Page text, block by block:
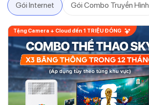
Gói Internet Gói Combo Truyền Hình
Tặng Camera + Cloud đến 1 TRIỆU ĐỒNG